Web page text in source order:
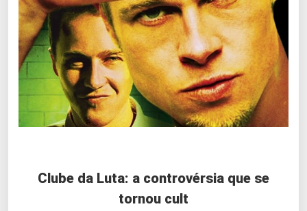
Clube da Luta: a controvérsia que se
tornou cult